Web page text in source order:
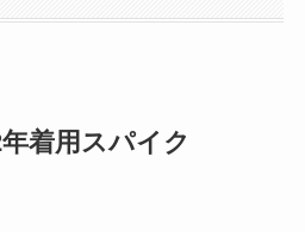
着用スパイク